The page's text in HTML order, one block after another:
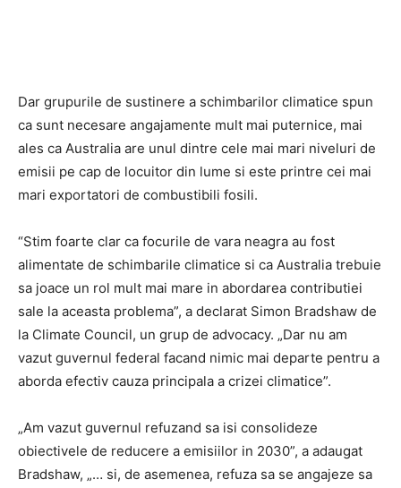
Dar grupurile de sustinere a schimbarilor climatice spun
ca sunt necesare angajamente mult mai puternice, mai
ales ca Australia are unul dintre cele mai mari niveluri de
emisii pe cap de locuitor din lume si este printre cei mai
mari exportatori de combustibili fosili.
“Stim foarte clar ca focurile de vara neagra au fost
alimentate de schimbarile climatice si ca Australia trebuie
sa joace un rol mult mai mare in abordarea contributiei
sale la aceasta problema”, a declarat Simon Bradshaw de
la Climate Council, un grup de advocacy. „Dar nu am
vazut guvernul federal facand nimic mai departe pentru a
aborda efectiv cauza principala a crizei climatice”.
„Am vazut guvernul refuzand sa isi consolideze
obiectivele de reducere a emisiilor in 2030”, a adaugat
Bradshaw, „… si, de asemenea, refuza sa se angajeze sa